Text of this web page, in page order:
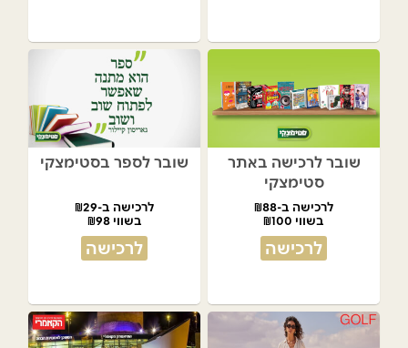
שובר לרכישה באתר
סטימצקי
לרכישה ב-₪88
בשווי ₪100
לרכישה
שובר לספר בסטימצקי
לרכישה ב-₪29
בשווי ₪98
לרכישה